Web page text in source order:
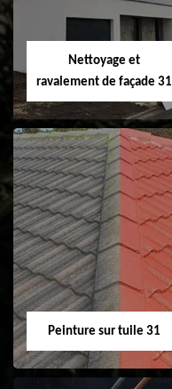
fenêtre de toit et
Velux 31
Nettoyage et
ravalement de façade 31
Nettoyage et
ravalement de
façade 31
Peinture sur tuile 31